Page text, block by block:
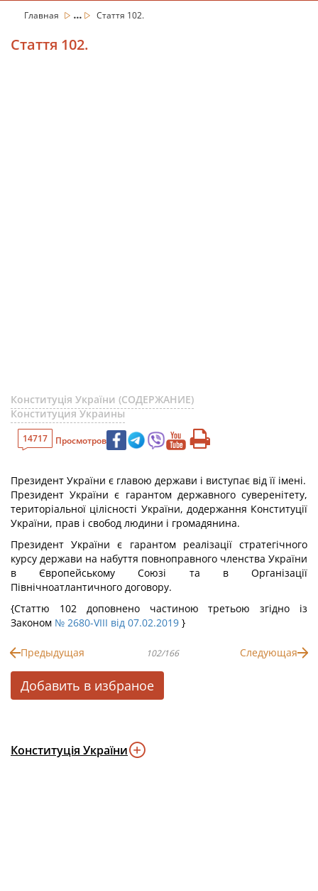
Главная ... Стаття 102.
Стаття 102.
Конституція України (СОДЕРЖАНИЕ)
Конституция Украины
14717 Просмотров
Президент України є главою держави і виступає від її імені.
Президент України є гарантом державного суверенітету,
територіальної цілісності України, додержання Конституції
України, прав і свобод людини і громадянина.
Президент України є гарантом реалізації стратегічного
курсу держави на набуття повноправного членства України
в Європейському Союзі та в Організації
Північноатлантичного договору.
{Статтю 102 доповнено частиною третьою згідно із
Законом № 2680-VIII від 07.02.2019 }
Предыдущая 102/166 Следующая
Добавить в избраное
Конституція України